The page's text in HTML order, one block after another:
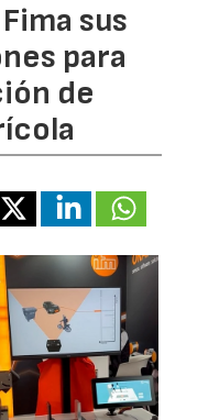
sus
para
de